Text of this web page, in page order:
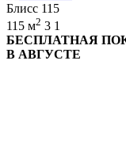
Блисс 115
115 м2 3 1
БЕСПЛАТНАЯ
В АВГУСТЕ